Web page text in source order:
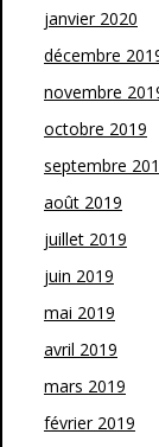
janvier 2020
décembre
novembre
octobre 2019
septembre
août 2019
juillet 2019
juin 2019
mai 2019
avril 2019
mars 2019
février 2019